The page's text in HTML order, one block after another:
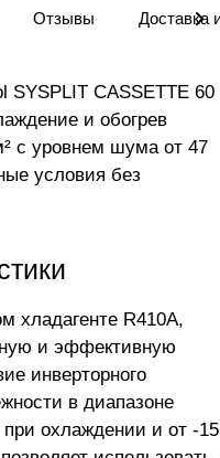
Отзывы Доставка
SYSPLIT CASSETTE 60
и обогрев
с уровнем шума от 47
условия без
хладагенте R410A,
и эффективную
инверторного
в диапазоне
при охлаждении и от -15